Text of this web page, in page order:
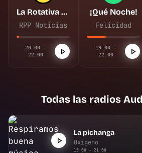
La Rotativa del Aire | Edición Noche
RPP Noticias
20:00 -
22:00
¡Qué Noche!
Felicidad
19:00 -
22:00
Todas las radios
La pichanga
Oxígeno
19:00 - 21:00